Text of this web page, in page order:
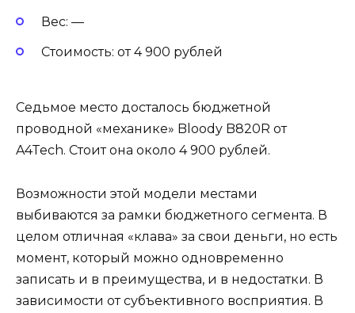
Вес: —
Стоимость: от 4 900 рублей
Седьмое место досталось бюджетной
проводной «механике» Bloody B820R от
A4Tech. Стоит она около 4 900 рублей.
Возможности этой модели местами
выбиваются за рамки бюджетного сегмента. В
целом отличная «клава» за свои деньги, но есть
момент, который можно одновременно
записать и в преимущества, и в недостатки. В
зависимости от субъективного восприятия. В